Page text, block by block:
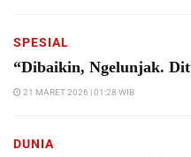
SPESIAL
“Dibaikin, Ngelunjak.
21 MARET 2026 | 01:28 WIB
DUNIA